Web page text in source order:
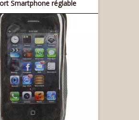
Smartphone réglable